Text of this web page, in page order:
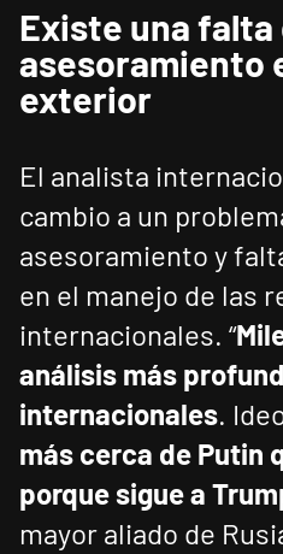
Existe una falta
asesoramiento
exterior
El analista
cambio a un
asesoramiento y
en el manejo de las
internacionales. “
análisis más
internacionales.
más cerca de Putin
porque sigue a
mayor aliado de